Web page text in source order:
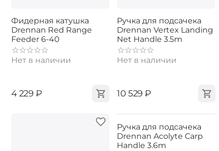
Фидерная катушка
Drennan Red Range
Feeder 6-40
Нет в наличии
‍4 229‍ ₽
Ручка для подсачека
Drennan Vertex Landing
Net Handle 3.5m
Нет в наличии
‍10 529‍ ₽
Ручка для подсачека
Drennan Acolyte Carp
Handle 3.6m